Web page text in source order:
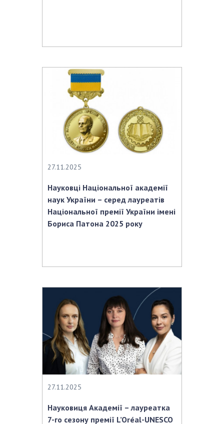
27.11.2025
Науковці Національної академії
наук України – серед лауреатів
Національної премії України імені
Бориса Патона 2025 року
27.11.2025
Науковиця Академії – лауреатка
7-го сезону премії L’Oréal-UNESCO